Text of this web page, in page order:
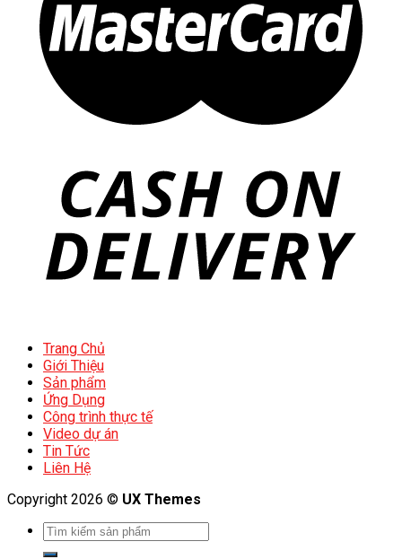
Trang Chủ
Giới Thiệu
Sản phẩm
Ứng Dụng
Công trình thực tế
Video dự án
Tin Tức
Liên Hệ
Copyright 2026 © UX Themes